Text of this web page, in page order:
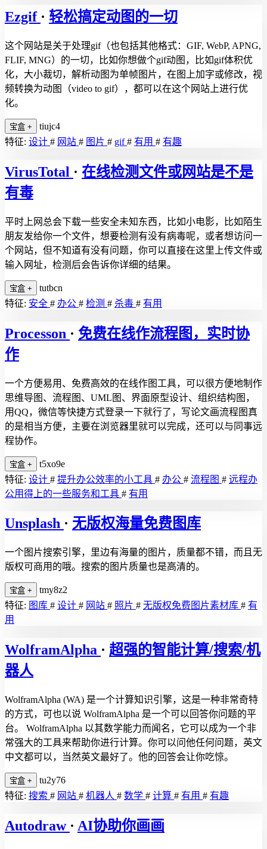
Ezgif · 轻松搞定动图的一切
这个网站是关于处理gif（也包括其他格式：GIF, WebP, APNG,
FLIF, MNG）的一切，比如你想做个gif动图，比如gif体积优
化，大小裁切，解析动图为单帧图片，在图上加字或修改，视
频转换为动图（video to gif），都可以在这个网站上进行优
化。
宝盒 +
tiujc4
特征: 设计 # 网站 # 图片 # gif# 有用 # 有趣
VirusTotal · 在线检测文件或网站是不是
有毒
平时上网总会下载一些安全未知东西，比如小电影，比如陌生
朋友发给你一个文件，想要检测有没有病毒呢，或者想访问一
个网站，但不知道有没有问题，你可以直接在这里上传文件或
输入网址，检测后会告诉你详细的结果。
宝盒 +
tutbcn
特征: 安全 # 办公 # 检测 # 杀毒 # 有用
Processon · 免费在线作流程图，实时协
作
一个方便易用、免费高效的在线作图工具，可以很方便地制作
思维导图、流程图、UML图、界面原型设计、组织结构图，
用QQ，微信等快捷方式登录一下就行了，写论文画流程图真
的是相当方便，主要在浏览器里就可以完成，还可以与同事远
程协作。
宝盒 +
t5xo9e
特征: 设计 # 提升办公效率的小工具 # 办公 # 流程图 # 远程办
公用得上的一些服务和工具 # 有用
Unsplash · 无版权海量免费图库
一个图片搜索引擎，里边有海量的图片，质量都不错，而且无
版权可商用的哦。搜索的图片质量也是高清的。
宝盒 +
tmy8z2
特征: 图库 # 设计 # 网站 # 照片 # 无版权免费图片素材库 # 有
用
WolframAlpha · 超强的智能计算/搜索/机
器人
WolframAlpha (WA) 是一个计算知识引擎，这是一种非常奇特
的方式，可也以说 WolframAlpha 是一个可以回答你问题的平
台。 WolframAlpha 以其数学能力而闻名，它可以成为一个非
常强大的工具来帮助你进行计算。你可以问他任何问题，英文
中文都可以，当然英文最好了。他的回答会让你吃惊。
宝盒 +
tu2y76
特征: 搜索 # 网站 # 机器人 # 数学 # 计算 # 有用 # 有趣
Autodraw · AI协助你画画